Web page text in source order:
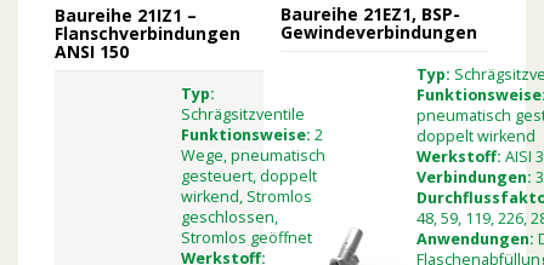
Baureihe 21IZ1 –
Flanschverbindungen
ANSI 150
Typ:
Schrägsitzventile
Funktionsweise: 2
Wege, pneumatisch
gesteuert, doppelt
wirkend, Stromlos
geschlossen,
Stromlos geöffnet
Werkstoff:
Baureihe 21EZ1, BSP-
Gewindeverbindungen
Typ:
pneumatisch
doppelt wirkend
Werkstoff: AISI
Verbindungen:
48, 59, 119, 226,
Anwendungen: